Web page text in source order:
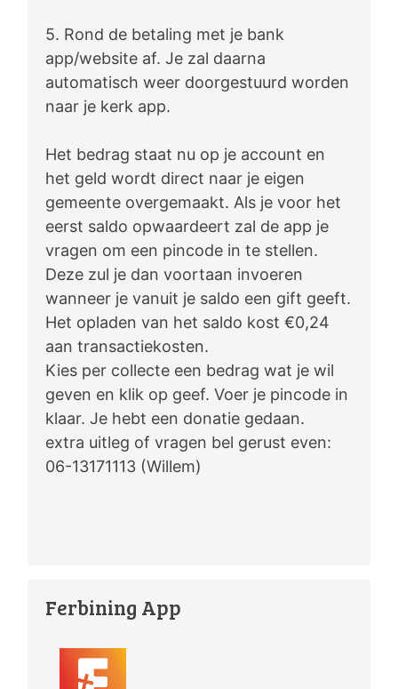
5. Rond de betaling met je bank
app/website af. Je zal daarna
automatisch weer doorgestuurd worden
naar je kerk app.
Het bedrag staat nu op je account en
het geld wordt direct naar je eigen
gemeente overgemaakt. Als je voor het
eerst saldo opwaardeert zal de app je
vragen om een pincode in te stellen.
Deze zul je dan voortaan invoeren
wanneer je vanuit je saldo een gift geeft.
Het opladen van het saldo kost €0,24
aan transactiekosten.
Kies per collecte een bedrag wat je wil
geven en klik op geef. Voer je pincode in
klaar. Je hebt een donatie gedaan.
extra uitleg of vragen bel gerust even:
06-13171113 (Willem)
Ferbining App